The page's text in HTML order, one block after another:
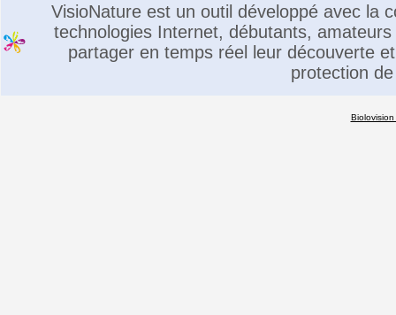
VisioNature est un outil développé avec la
technologies Internet, débutants,
partager en temps réel leur découverte
protection
Biolovision